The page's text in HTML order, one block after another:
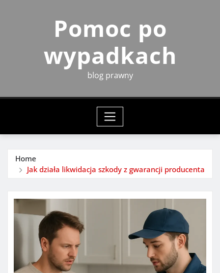
Pomoc po
wypadkach
blog prawny
Home
Jak działa likwidacja szkody z gwarancji producenta